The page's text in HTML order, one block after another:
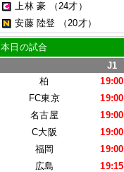
上林 豪
（24才）
安藤 陸登
（20才）
本日の試合
J1
柏
19:00
FC東京
19:00
名古屋
19:00
C大阪
19:00
福岡
19:00
広島
19:15